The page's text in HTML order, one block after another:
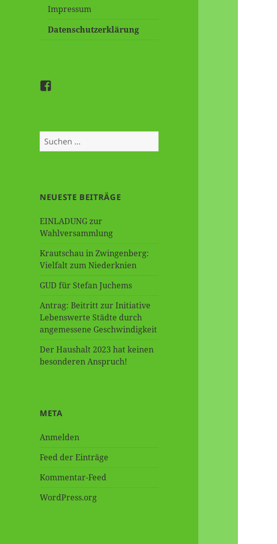
Impressum
Datenschutzerklärung
Besuchen
auf
Facebook
Suche
nach:
NEUESTE BEITRÄGE
EINLADUNG zur
Wahlversammlung
Krautschau in Zwingenberg:
Vielfalt zum Niederknien
GUD für Stefan Juchems
Antrag: Beitritt zur Initiative
Lebenswerte Städte durch
angemessene Geschwindigkeit
Der Haushalt 2023 hat keinen
besonderen Anspruch!
META
Anmelden
Feed der Einträge
Kommentar-Feed
WordPress.org